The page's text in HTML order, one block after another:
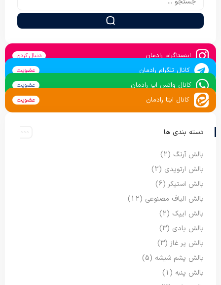
اینستاگرام رادمان دنبال کردن
کانال تلگرام رادمان عضویت
کانال واتس اپ رادمان عضویت
کانال ایتا رادمان عضویت
دسته بندی ها
بالش آرنگ (2)
بالش ارتوپدی (2)
بالش استیکر (6)
بالش الیاف مصنوعی (12)
بالش ایپک (2)
بالش بادی (3)
بالش پر غاز (3)
بالش پشم شیشه (5)
بالش پنبه (1)